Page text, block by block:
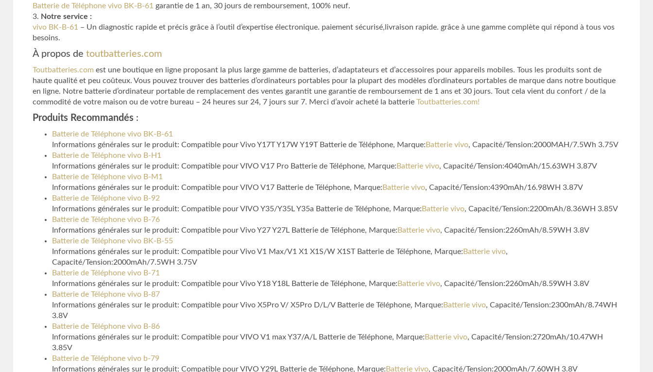
Batterie de Téléphone vivo BK-B-61 garantie de 1 an, 30 jours de remboursement, 100% neuf.
3. Notre service :
vivo BK-B-61 – Un diagnostic rapide et précis grâce à l’outil d’expertise électronique. paiement sécurisé,livraison rapide. grâce à une gamme complète qui répond à tous vos
besoins.
À propos de toutbatteries.com
Toutbatteries.com est une boutique en ligne proposant la plus large gamme de batteries, d’adaptateurs et d’accessoires pour appareils mobiles. Tous les produits sont de
haute qualité et peu coûteux. Vous pouvez trouver des batteries d’ordinateurs portables pour la plupart des modèles d’ordinateurs portables de marque dans notre boutique
en ligne. Notre batterie d’ordinateur portable de remplacement des ventes garantit une garantie de remboursement de 1 ans et 30 jours. Tout cela vient du confort / de la
commodité de votre maison ou de votre bureau – 24 heures sur 24, 7 jours sur 7. Merci d’avoir acheté la batterie Toutbatteries.com!
Produits Recommandés :
Batterie de Téléphone vivo BK-B-61
Informations générales sur le produit: Compatible pour Vivo Y17T Y17W Y19T Batterie de Téléphone, Marque: Batterie vivo, Capacité/Tension:2000MAH/7.5Wh 3.75V
Batterie de Téléphone vivo B-H1
Informations générales sur le produit: Compatible pour VIVO V17 Pro Batterie de Téléphone, Marque: Batterie vivo, Capacité/Tension:4040mAh/15.63WH 3.87V
Batterie de Téléphone vivo B-M1
Informations générales sur le produit: Compatible pour VIVO V17 Batterie de Téléphone, Marque: Batterie vivo, Capacité/Tension:4390mAh/16.98WH 3.87V
Batterie de Téléphone vivo B-92
Informations générales sur le produit: Compatible pour VIVO Y35/Y35L Y35a Batterie de Téléphone, Marque: Batterie vivo, Capacité/Tension:2200mAh/8.36WH 3.85V
Batterie de Téléphone vivo B-76
Informations générales sur le produit: Compatible pour Vivo Y27 Y27L Batterie de Téléphone, Marque: Batterie vivo, Capacité/Tension:2260mAh/8.59WH 3.8V
Batterie de Téléphone vivo BK-B-55
Informations générales sur le produit: Compatible pour Vivo V1 Max/V1 X1 X1S/W X1ST Batterie de Téléphone, Marque: Batterie vivo,
Capacité/Tension:2000mAh/7.5WH 3.75V
Batterie de Téléphone vivo B-71
Informations générales sur le produit: Compatible pour Vivo Y18 Y18L Batterie de Téléphone, Marque: Batterie vivo, Capacité/Tension:2260mAh/8.59WH 3.8V
Batterie de Téléphone vivo B-87
Informations générales sur le produit: Compatible pour Vivo X5Pro V/ X5Pro D/L/V Batterie de Téléphone, Marque: Batterie vivo, Capacité/Tension:2300mAh/8.74WH
3.8V
Batterie de Téléphone vivo B-86
Informations générales sur le produit: Compatible pour VIVO V1 max Y37/A/L Batterie de Téléphone, Marque: Batterie vivo, Capacité/Tension:2720mAh/10.47WH
3.85V
Batterie de Téléphone vivo b-79
Informations générales sur le produit: Compatible pour VIVO Y29L Batterie de Téléphone, Marque: Batterie vivo, Capacité/Tension:2000mAh/7.60WH 3.8V